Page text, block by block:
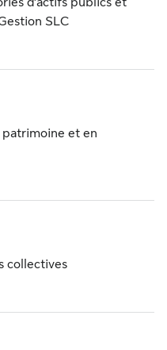
SLC
patrimoine et en
collectives